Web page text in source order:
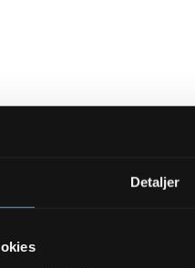
Detaljer